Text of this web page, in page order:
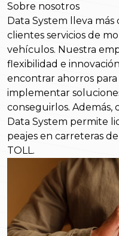
Sobre nosotros
Data System lleva más
clientes servicios de
vehículos. Nuestra
flexibilidad e
encontrar ahorros
implementar
conseguirlos. Además,
Data System permite
peajes en carreteras
TOLL.